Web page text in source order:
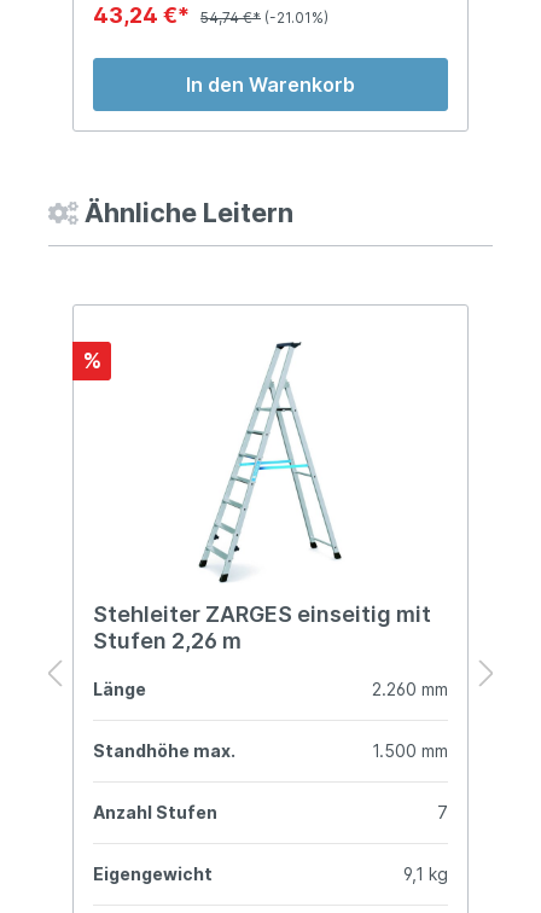
43,24 €* 54,74 €* (-21.01%)
In den Warenkorb
Ähnliche Leitern
%
Stehleiter ZARGES einseitig mit
Stufen 2,26 m
Länge 2.260 mm
Standhöhe max. 1.500 mm
Anzahl Stufen 7
Eigengewicht 9,1 kg